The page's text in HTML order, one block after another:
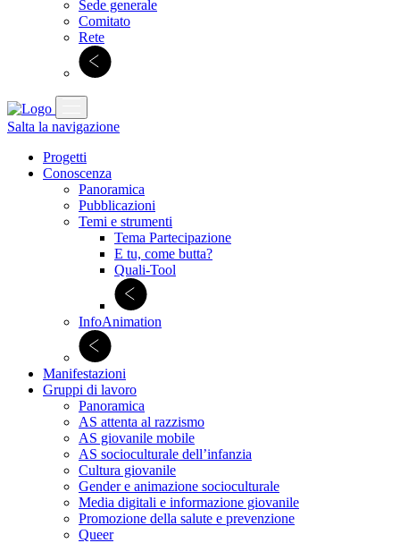
Sede generale
Comitato
Rete
Salta la navigazione
Progetti
Conoscenza
Panoramica
Pubblicazioni
Temi e strumenti
Tema Partecipazione
E tu, come butta?
Quali-Tool
InfoAnimation
Manifestazioni
Gruppi di lavoro
Panoramica
AS attenta al razzismo
AS giovanile mobile
AS socioculturale dell’infanzia
Cultura giovanile
Gender e animazione socioculturale
Media digitali e informazione giovanile
Promozione della salute e prevenzione
Queer